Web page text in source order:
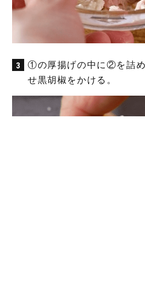
①の厚揚げの中に②を詰
せ黒胡椒をかける。